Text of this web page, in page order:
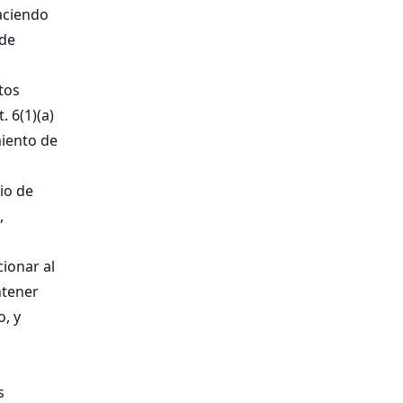
6(1)(a)
de
de
al
y